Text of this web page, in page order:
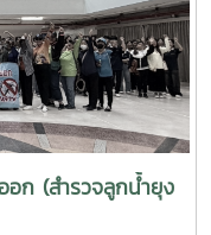
อก (สำรวจลูกน้ำยุง